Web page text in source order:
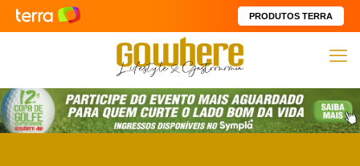
PRODUTOS TERRA